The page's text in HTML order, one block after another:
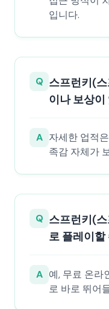
입니다.
Q 스프런키(
이나 보상이
A 자세한 업적
족감 자체가
Q 스프런키(
로 플레이
A 예, 무료 온라
로 바로 뛰어